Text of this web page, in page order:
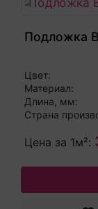
Подложка
Цвет:
Материал:
Длина, мм:
Страна
Цена за 1м²: